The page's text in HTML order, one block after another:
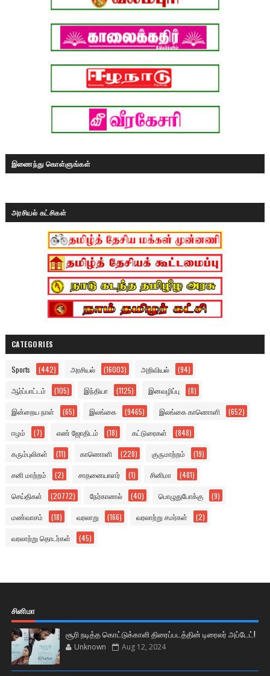
இணைந்து கொள்ளுங்கள்
அரசியல் கட்சிகள்
CATEGORIES
Sports (442) அரசியல் (16003) அறிவியல் (94)
ஆர்ப்பாட்டம் (105) இந்தியா (1125) இனவழிப்பு (8)
இன்றைய நாள் (65) இலங்கை (9465) இலங்கை காணொளி (652)
ஈழம் (7) எண் ஜோதிடம் (18) கட்டுரைகள் (848)
கரும்புலிகள் (11) காணொளி (228) குருமாற்றம் (19)
சனி மாற்றம் (2) சாதனையாளர் (1) சினிமா (481)
செய்திகள் (20772) நேர்காணல் (40) பொழுதுபோக்கு (9)
மண்வாசம் (18) வரலாறு (166) வரலாற்று சமர்கள் (2)
வரலாற்று தொடர்கள் (45)
சினிமா
சூரி நடித்த கொட்டுக்காளி திரைப்படத்தின் டிரைலர் அப்டேட்!
Unknown Aug 12, 2024